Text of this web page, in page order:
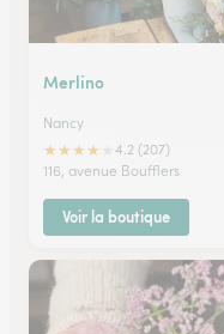
Merlino
Nancy
★★★★
4.2 (207)
116, avenue Boufflers
Voir la boutique